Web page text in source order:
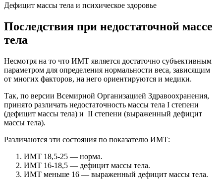
Дефицит массы тела и психическое здоровье
Последствия при недостаточной массе
тела
Несмотря на то что ИМТ является достаточно субъективным
параметром для определения нормальности веса, зависящим
от многих факторов, на него ориентируются и медики.
Так, по версии Всемирной Организацией Здравоохранения,
принято различать недостаточность массы тела I степени
(дефицит массы тела) и II степени (выраженный дефицит
массы тела).
Различаются эти состояния по показателю ИМТ:
ИМТ 18,5-25 — норма.
ИМТ 16-18,5 — дефицит массы тела.
ИМТ меньше 16 — выраженный дефицит массы тела.